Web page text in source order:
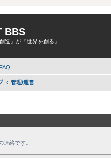
BBS
造』が『世界を創る』
FAQ
管理/運営
連絡です。